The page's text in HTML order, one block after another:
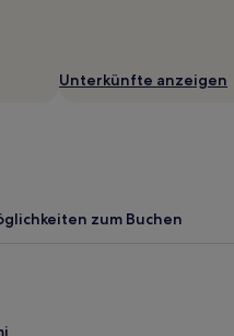
Unterkünfte anzeigen
zum Buchen